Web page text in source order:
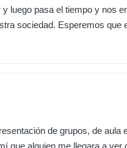
luego pasa el tiempo y nos
sociedad. Esperemos que
de grupos, de aula
que alguien me llegara a